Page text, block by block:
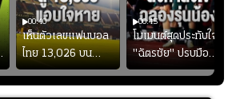
00:40
เห็นตัวเลขแฟนบอล
ไทย 13,026 บน
สกอร์บอร์ดแล้วแอบ
ใจหาย น้อยกว่านัดที่
00:45
โมเมนต์สุดประทับใจ!
"ฉัตรชัย" ปรบมือ
ฉลองประตูแรกให้
ดาวรุ่ง "เจะฮานาฟี"